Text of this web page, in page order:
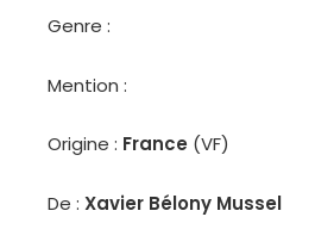
Genre :
Mention :
Origine : France (VF)
De : Xavier Bélony Mussel